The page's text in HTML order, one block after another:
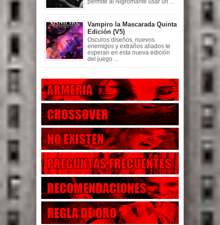
permite al Nigromante usar un ...
Vampiro la Mascarada Quinta
Edición (V5)
Oscuros diseños, nuevos
enemigos y extraños aliados te
esperan en esta nueva edición
del juego ...